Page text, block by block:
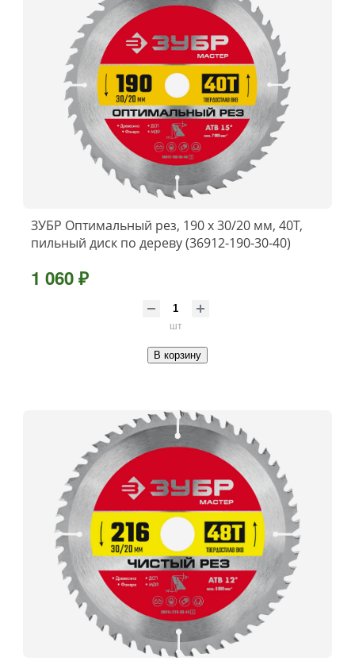
ЗУБР Оптимальный рез, 190 x 30/20 мм, 40Т,
пильный диск по дереву (36912-190-30-40)
1 060 ₽
шт
В корзину